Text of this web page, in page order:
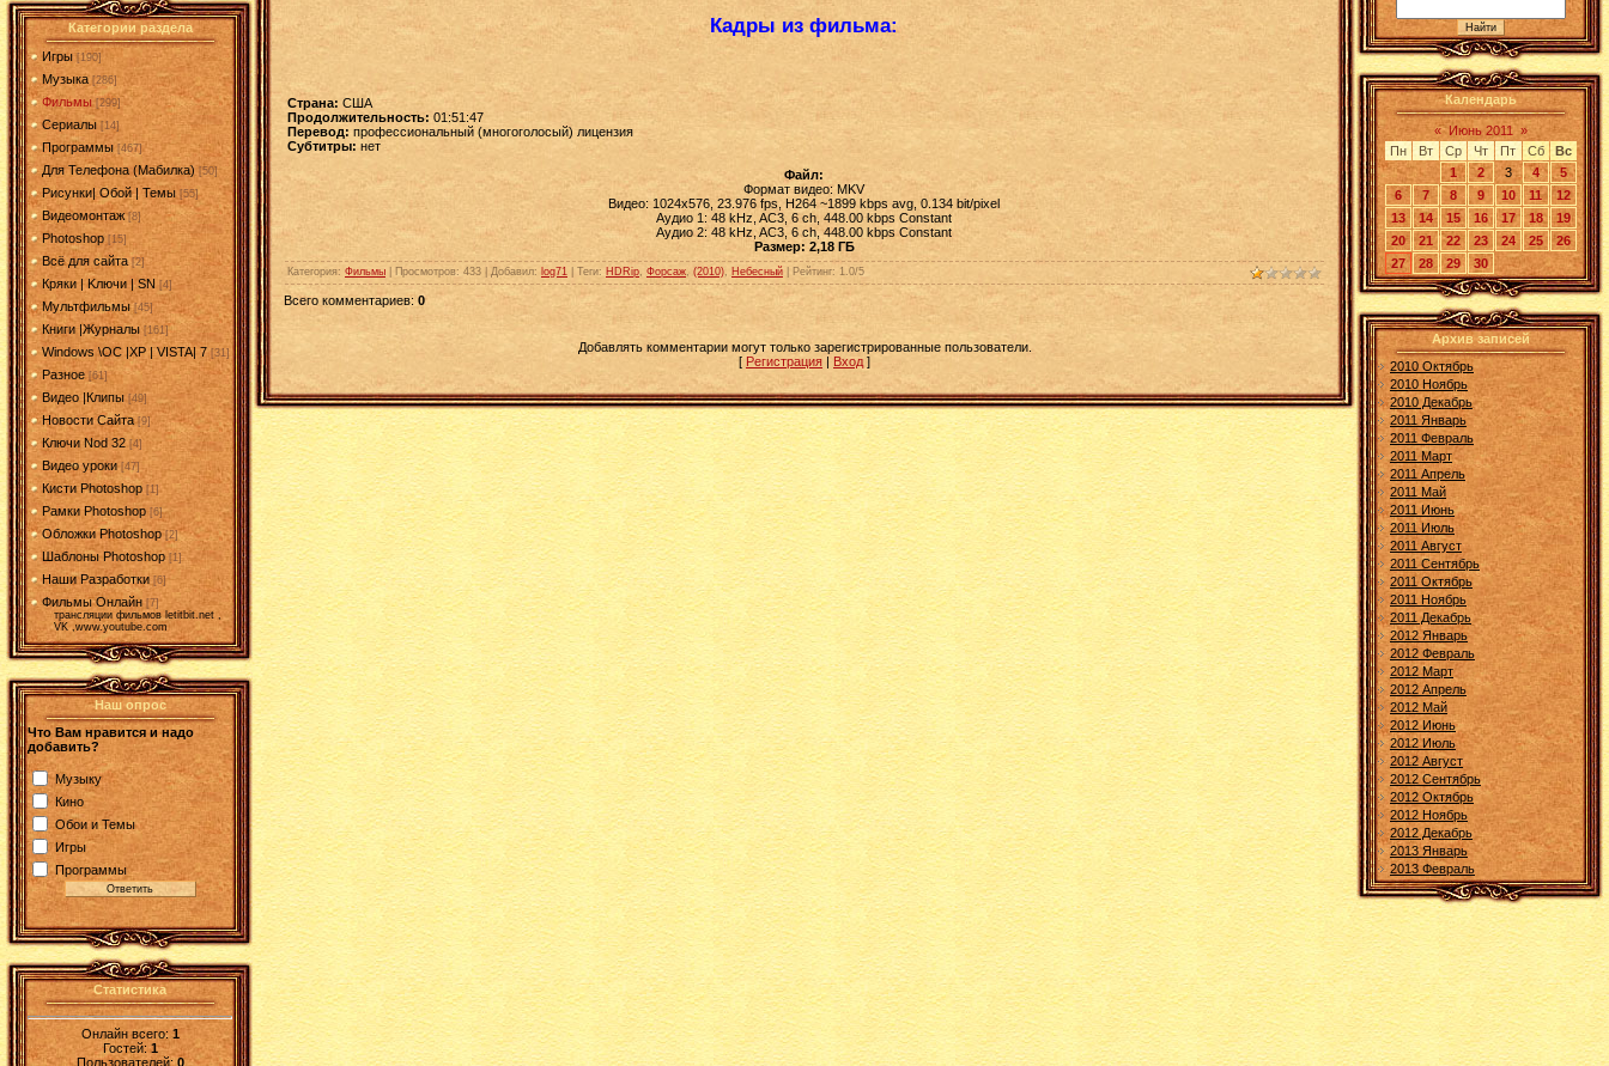
Категории раздела
Игры [190]
Музыка [286]
Фильмы [299]
Сериалы [14]
Программы [467]
Для Телефона (Мабилка) [50]
Рисунки| Обой | Темы [55]
Видеомонтаж [8]
Photoshop [15]
Всё для сайта [2]
Кряки | Kлючи | SN [4]
Мультфильмы [45]
Книги |Журналы [161]
Windows \OC |XP | VISTA| 7 [31]
Разное [61]
Видео |Клипы [49]
Новости Сайта [9]
Ключи Nod 32 [4]
Видео уроки [47]
Кисти Photoshop [1]
Рамки Photoshop [6]
Обложки Photoshop [2]
Шаблоны Photoshop [1]
Наши Разработки [6]
Фильмы Онлайн [7]
трансляции фильмов letitbit.net ,
VK ,www.youtube.com
Наш опрос
Что Вам нравится и надо
добавить?
Музыку
Кино
Обои и Темы
Игры
Программы
Статистика
Онлайн всего:1
Гостей:1
Пользователей: 0
Кадры из фильма:
Страна: США
Продолжительность: 01:51:47
Перевод: профессиональный (многоголосый) лицензия
Cубтитры: нет
Файл:
Формат видео: MKV
Видео: 1024x576, 23.976 fps, H264 ~1899 kbps avg, 0.134 bit/pixel
Аудио 1: 48 kHz, AC3, 6 ch, 448.00 kbps Constant
Аудио 2: 48 kHz, AC3, 6 ch, 448.00 kbps Constant
Размер: 2,18 ГБ
Категория: Фильмы Просмотров: 433 | Добавил: log71 Теги: HDRip Форсаж (2010) Небесный Рейтинг: 1.0/5
Всего комментариев: 0
Добавлять комментарии могут только зарегистрированные пользователи.
[ Регистрация | Вход ]
Календарь
« Июнь 2011 »
Пн
Вт Ср Чт Пт Сб
Вс
1
2 3 4
5
6
7 8 9 10 11
12
13
14 15 16 17 18
19
20
21 22 23 24 25
26
27
28 29 30
Архив записей
2010 Октябрь
2010 Ноябрь
2010 Декабрь
2011 Январь
2011 Февраль
2011 Март
2011 Апрель
2011 Май
2011 Июнь
2011 Июль
2011 Август
2011 Сентябрь
2011 Октябрь
2011 Ноябрь
2011 Декабрь
2012 Январь
2012 Февраль
2012 Март
2012 Апрель
2012 Май
2012 Июнь
2012 Июль
2012 Август
2012 Сентябрь
2012 Октябрь
2012 Ноябрь
2012 Декабрь
2013 Январь
2013 Февраль